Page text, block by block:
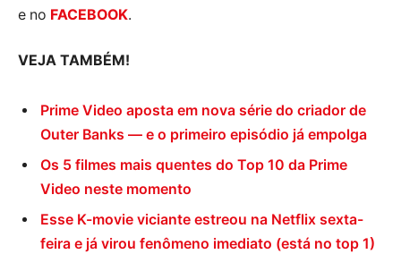
e no FACEBOOK.
VEJA TAMBÉM!
Prime Video aposta em nova série do criador de
Outer Banks — e o primeiro episódio já empolga
Os 5 filmes mais quentes do Top 10 da Prime
Video neste momento
Esse K-movie viciante estreou na Netflix sexta-
feira e já virou fenômeno imediato (está no top 1)